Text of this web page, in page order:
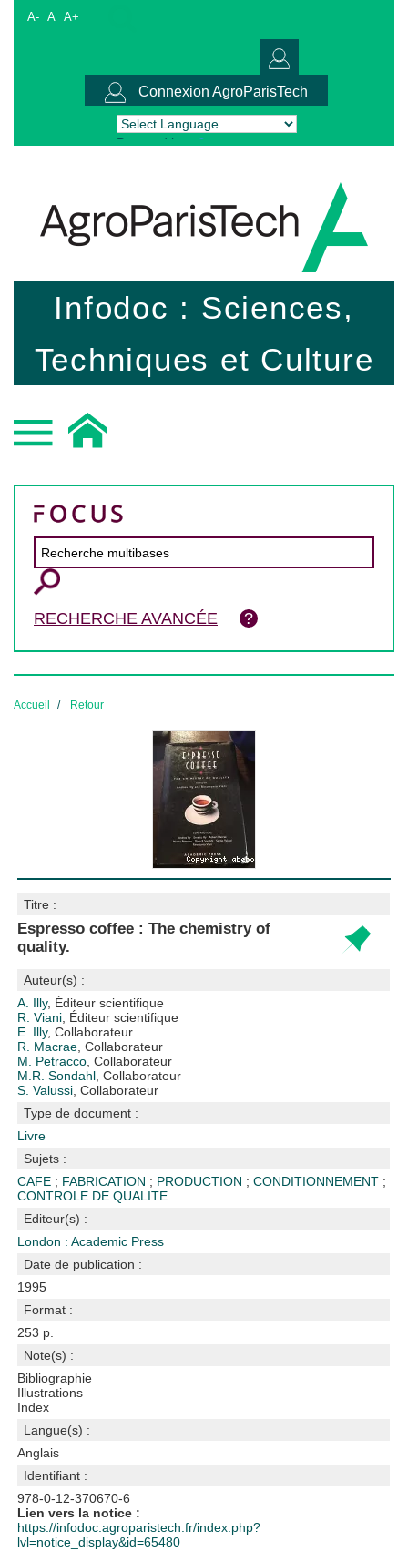
A- A A+
Connexion AgroParisTech
Powered by Translate
Infodoc : Sciences,
Techniques et Culture
RECHERCHE AVANCÉE
Accueil Retour
Titre :
Espresso coffee : The chemistry of
quality.
Auteur(s) :
A. Illy, Éditeur scientifique
R. Viani , Éditeur scientifique
E. Illy, Collaborateur
R. Macrae , Collaborateur
M. Petracco , Collaborateur
M.R. Sondahl , Collaborateur
S. Valussi , Collaborateur
Type de document :
Livre
Sujets :
CAFE ; FABRICATION ; PRODUCTION ;CONDITIONNEMENT ;
CONTROLE DE QUALITE
Editeur(s) :
London : Academic Press
Date de publication :
1995
Format :
253 p.
Note(s) :
Bibliographie
Illustrations
Index
Langue(s) :
Anglais
Identifiant :
978-0-12-370670-6
Lien vers la notice :
https://infodoc.agroparistech.fr/index.php?
lvl=notice_display&id=65480